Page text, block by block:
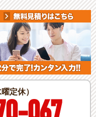
定休）